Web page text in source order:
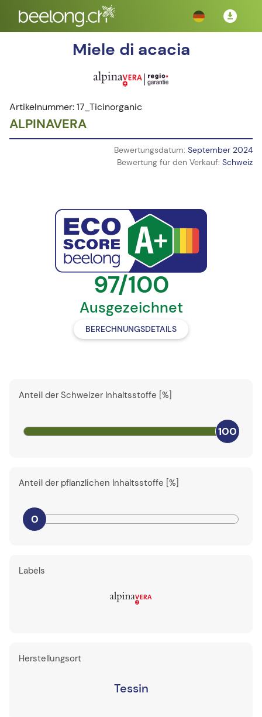
Miele di acacia
Artikelnummer: 17_Ticinorganic
ALPINAVERA
Bewertungsdatum: September 2024
Bewertung für den Verkauf: Schweiz
97/100
Ausgezeichnet
BERECHNUNGSDETAILS
Anteil der Schweizer Inhaltsstoffe [%]
100
Anteil der pflanzlichen Inhaltsstoffe [%]
0
Labels
Herstellungsort
Tessin